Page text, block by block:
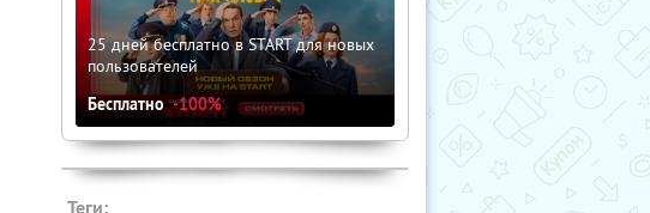
25 дней бесплатно в START для новых
пользователей
Бесплатно -100%
Теги: